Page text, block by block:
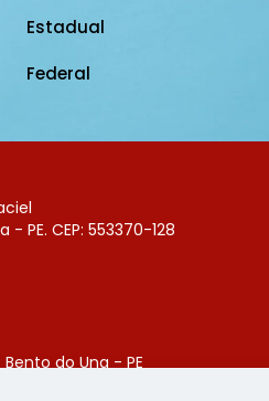
Estadual
Federal
- PE. CEP: 553370-128
do Una - PE